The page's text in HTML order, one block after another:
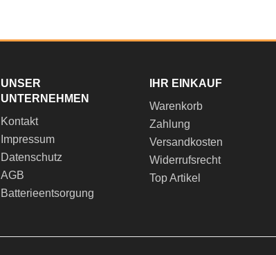
UNSER
UNTERNEHMEN
Kontakt
Impressum
Datenschutz
AGB
Batterieentsorgung
IHR EINKAUF
Warenkorb
Zahlung
Versandkosten
Widerrufsrecht
Top Artikel